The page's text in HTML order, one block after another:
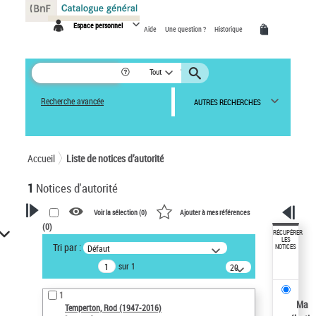
Espace personnel Aide Une question ? Historique
Tout
Recherche avancée AUTRES RECHERCHES
Accueil Liste de notices d’autorité
1 Notices d'autorité
VOTRE RECHERCHE
Recherche avancée dans les
notices d’autorité
Œuvres liées à l'auteur :
Temperton, Rod (1947-2016)
Voir la sélection (0) Ajouter à mes références
(0)
Tri par : Défaut
sur 1
20
résultats/page
1
Temperton, Rod (1947-2016)
RÉCUPÉRER
LES
NOTICES
Ma
Panneau de gestion des cookies